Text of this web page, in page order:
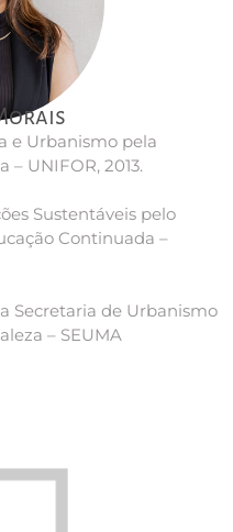
e Urbanismo pela
UNIFOR, 2013.
Sustentáveis pelo
Continuada –
Secretaria de Urbanismo
– SEUMA